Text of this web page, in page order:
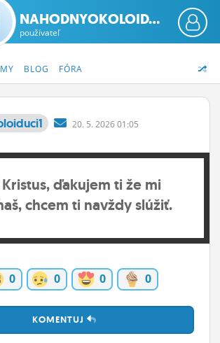
NAHODNYOKOLOID...
používateľ
BLOG FÓRA
20. 5. 2026 01:05
Kristus, ďakujem ti že mi
chcem ti navždy slúžiť.
0 0 0 0
KOMENTUJ